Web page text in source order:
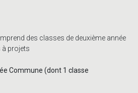
des classes de deuxième année
à projets
Commune (dont 1 classe